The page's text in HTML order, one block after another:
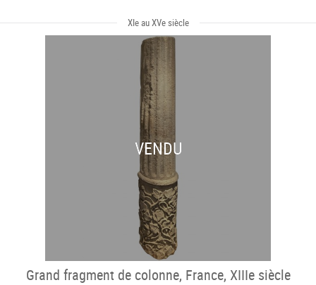
XIe au XVe siècle
VENDU
Grand fragment de colonne, France, XIIIe siècle